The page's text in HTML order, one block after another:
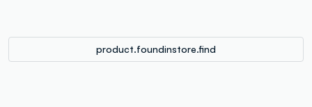
product.foundinstore.find